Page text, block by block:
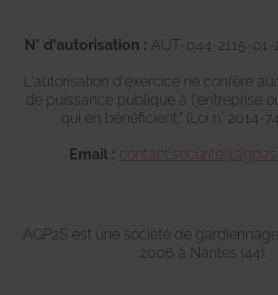
N° d'autorisation : AUT-044-2115-01-
L'autorisation d'exercice ne confère
de puissance publique à l'entreprise
qui en bénéficient." (Loi n° 2014-
Email :
AGP2S est une société de
2006 à Nantes (44).